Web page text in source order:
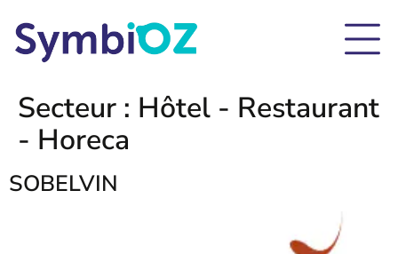
Secteur : Hôtel - Restaurant
- Horeca
SOBELVIN